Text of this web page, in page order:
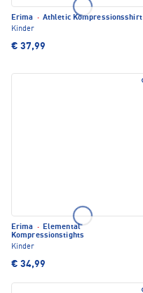
Erima · Athletic Kompressionsshirt
Kinder
€ 37,99
Erima · Elemental
Kompressionstights
Kinder
€ 34,99